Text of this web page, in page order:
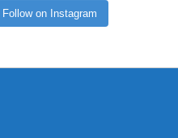
Follow on Instagram